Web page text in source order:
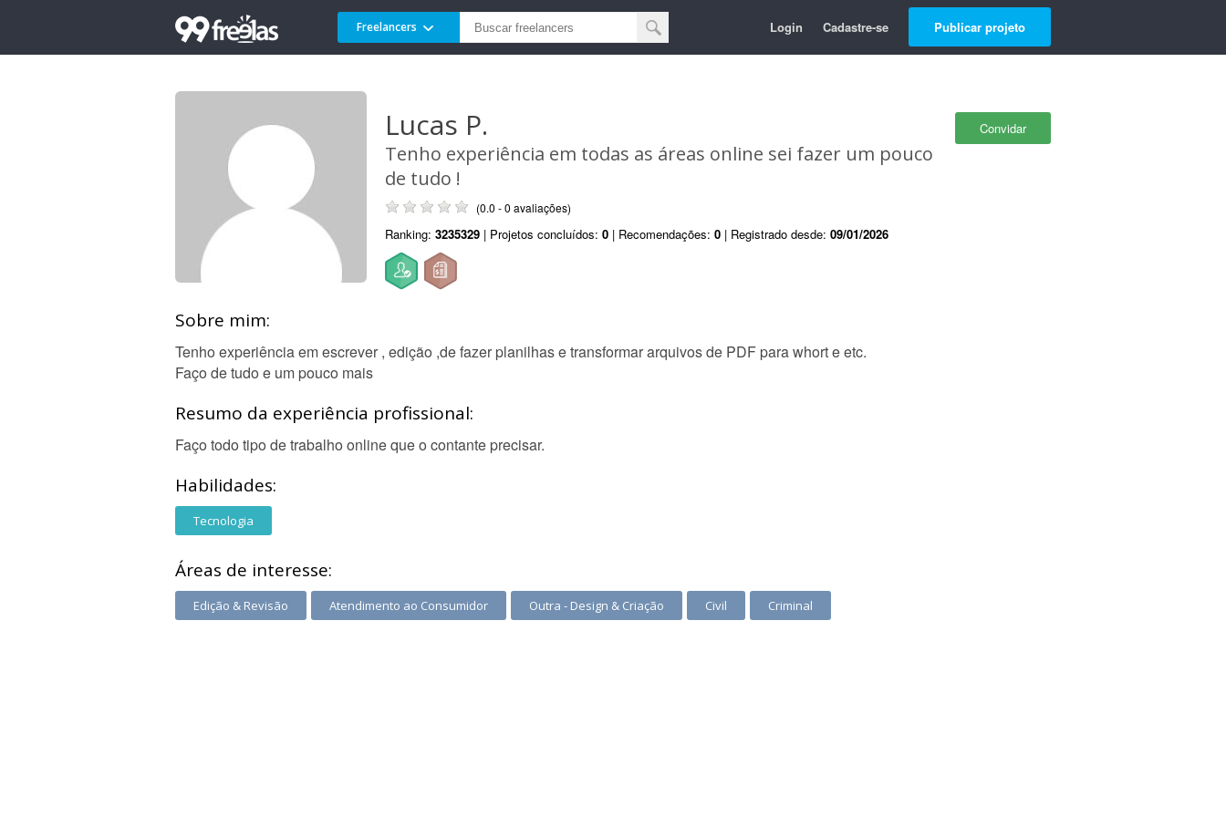
Freelancers Login Cadastre-se Publicar projeto
Convidar
Lucas P.
Tenho experiência em todas as áreas online sei fazer um pouco
de tudo !
(0.0 - 0 avaliações)
Ranking: 3235329 | Projetos concluídos: 0 | Recomendações: 0 | Registrado desde: 09/01/2026
Sobre mim:
Tenho experiência em escrever , edição ,de fazer planilhas e transformar arquivos de PDF para whort e etc.
Faço de tudo e um pouco mais
Resumo da experiência profissional:
Faço todo tipo de trabalho online que o contante precisar.
Habilidades:
Tecnologia
Áreas de interesse:
Edição & Revisão Atendimento ao Consumidor Outra - Design & Criação Civil Criminal